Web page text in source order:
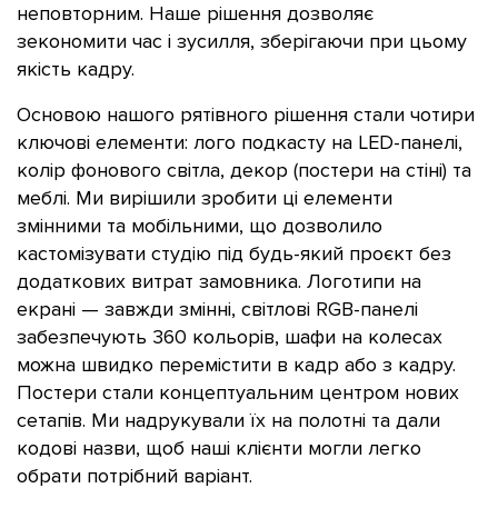
неповторним. Наше рішення дозволяє
зекономити час і зусилля, зберігаючи при цьому
якість кадру.
Основою нашого рятівного рішення стали чотири
ключові елементи: лого подкасту на LED-панелі,
колір фонового світла, декор (постери на стіні) та
меблі. Ми вирішили зробити ці елементи
змінними та мобільними, що дозволило
кастомізувати студію під будь-який проєкт без
додаткових витрат замовника. Логотипи на
екрані — завжди змінні, світлові RGB-панелі
забезпечують 360 кольорів, шафи на колесах
можна швидко перемістити в кадр або з кадру.
Постери стали концептуальним центром нових
сетапів. Ми надрукували їх на полотні та дали
кодові назви, щоб наші клієнти могли легко
обрати потрібний варіант.